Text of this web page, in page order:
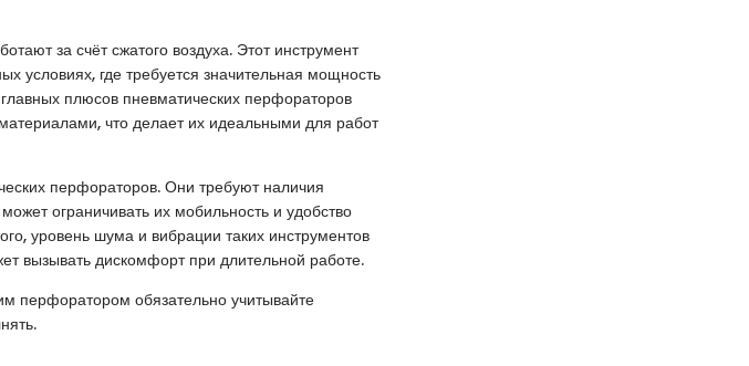
за счёт сжатого воздуха. Этот инструмент
условиях, где требуется значительная мощность
плюсов пневматических перфораторов
что делает их идеальными для работ
перфораторов. Они требуют наличия
ограничивать их мобильность и удобство
уровень шума и вибрации таких инструментов
вызывать дискомфорт при длительной работе.
перфоратором обязательно учитывайте